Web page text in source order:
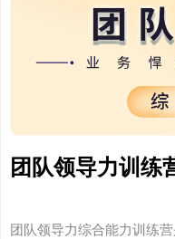
团队领导力训练
团队领导力综合能力训练